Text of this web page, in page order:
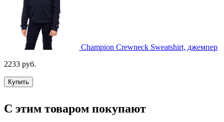
Champion Crewneck Sweatshirt, джемпер
2233 руб.
Купить
С этим товаром покупают